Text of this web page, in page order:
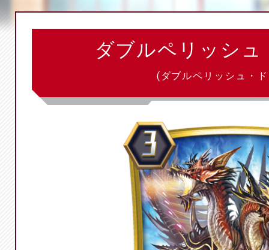
ダブルペリッシ
(ダブルペリッシュ・